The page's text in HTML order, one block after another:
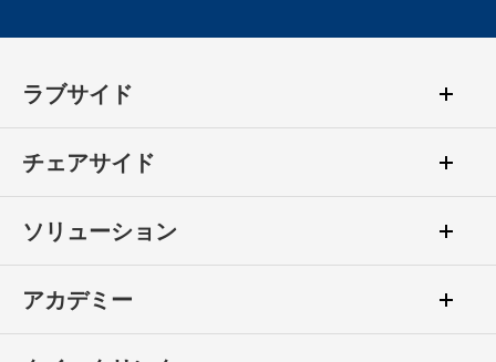
ラブサイド
チェアサイド
ソリューション
アカデミー